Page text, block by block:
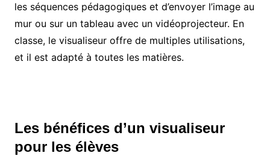
les séquences pédagogiques et d’envoyer l’image au
mur ou sur un tableau avec un vidéoprojecteur. En
classe, le visualiseur offre de multiples utilisations,
et il est adapté à toutes les matières.
Les bénéfices d’un visualiseur
pour les élèves